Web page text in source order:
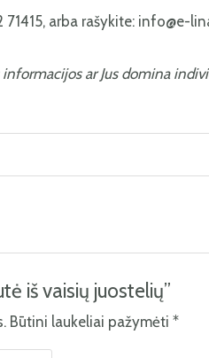
arba rašykite: info@e-
ar Jus domina
iš vaisių juostelių”
Būtini laukeliai pažymėti*